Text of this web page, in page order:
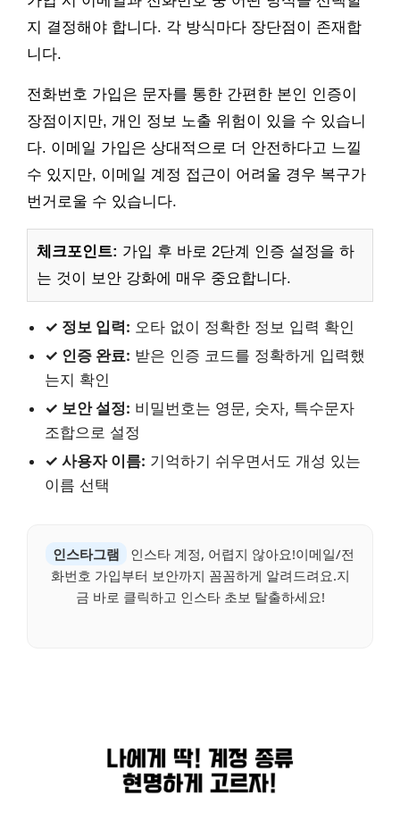
지 결정해야 합니다. 각 방식마다 장단점이 존재합
니다.
전화번호 가입은 문자를 통한 간편한 본인 인증이
장점이지만, 개인 정보 노출 위험이 있을 수 있습니
다. 이메일 가입은 상대적으로 더 안전하다고 느낄
수 있지만, 이메일 계정 접근이 어려울 경우 복구가
번거로울 수 있습니다.
체크포인트: 가입 후 바로 2단계 인증 설정을 하
는 것이 보안 강화에 매우 중요합니다.
✓ 정보 입력: 오타 없이 정확한 정보 입력 확인
✓ 인증 완료: 받은 인증 코드를 정확하게 입력했
는지 확인
✓ 보안 설정: 비밀번호는 영문, 숫자, 특수문자
조합으로 설정
✓ 사용자 이름: 기억하기 쉬우면서도 개성 있는
이름 선택
인스타그램
인스타 계정, 어렵지 않아요!이메일/전
화번호 가입부터 보안까지 꼼꼼하게 알려드려요.지
금 바로 클릭하고 인스타 초보 탈출하세요!